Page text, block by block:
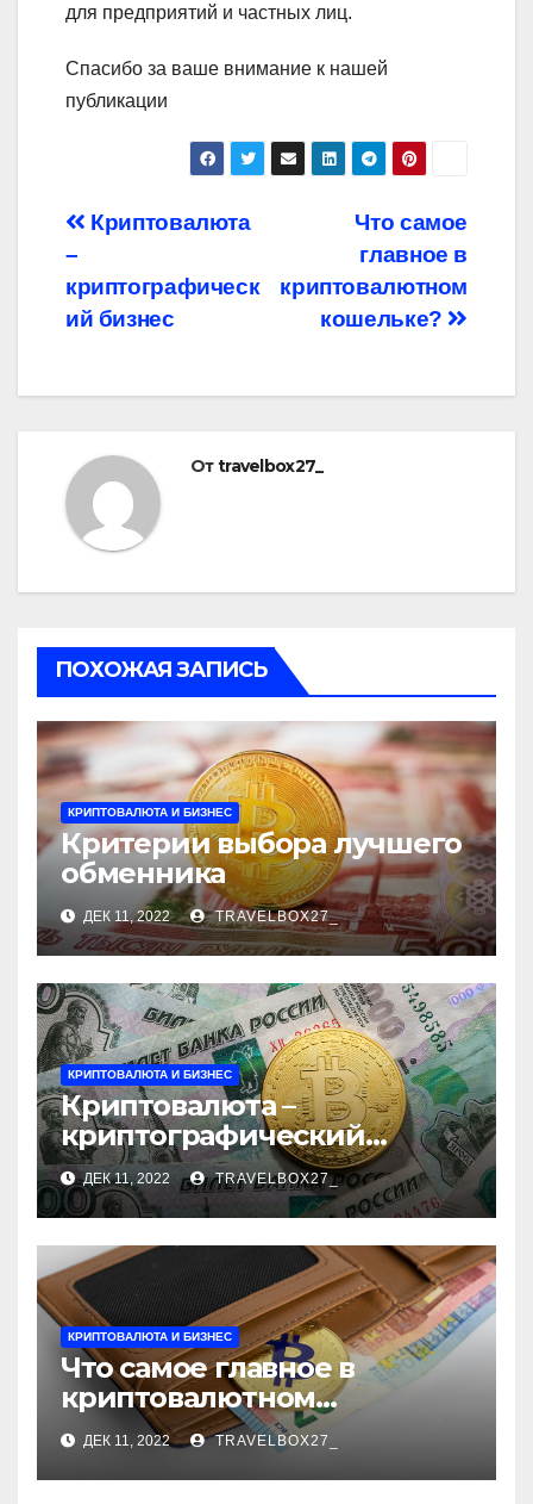
для предприятий и частных лиц.
Спасибо за ваше внимание к нашей
публикации
Навигация
по
записям
Что самое
главное в
криптовалютном
кошельке?
Криптовалюта
–
криптографическ
ий бизнес
Отtravelbox27_
ПОХОЖАЯ ЗАПИСЬ
КРИПТОВАЛЮТА И БИЗНЕС
Критерии выбора лучшего
обменника
ДЕК 11, 2022 TRAVELBOX27_
КРИПТОВАЛЮТА И БИЗНЕС
Криптовалюта –
криптографический
бизнес
ДЕК 11, 2022 TRAVELBOX27_
КРИПТОВАЛЮТА И БИЗНЕС
Что самое главное в
криптовалютном
кошельке?
ДЕК 11, 2022 TRAVELBOX27_